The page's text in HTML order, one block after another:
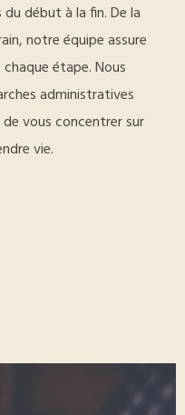
début à la fin. De la
notre équipe assure
étape. Nous
administratives
vous concentrer sur
vie.